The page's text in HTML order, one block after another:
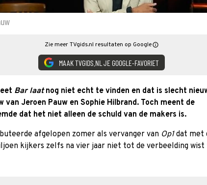
Zie meer TVgids.nl resultaten op Google
MAAK TVGIDS.NL JE GOOGLE-FAVORIET
Bar laatnog niet echt te vinden en dat is slecht
van Jeroen Pauw en Sophie Hilbrand. Toch meent de
dat het niet alleen de schuld van de makers is.
afgelopen zomer als vervanger van Op1dat met
kijkers zelfs na vier jaar niet tot de verbeelding wist